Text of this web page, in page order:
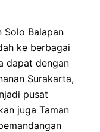
Solo Balapan
ke berbagai
dapat dengan
Surakarta,
pusat
juga Taman